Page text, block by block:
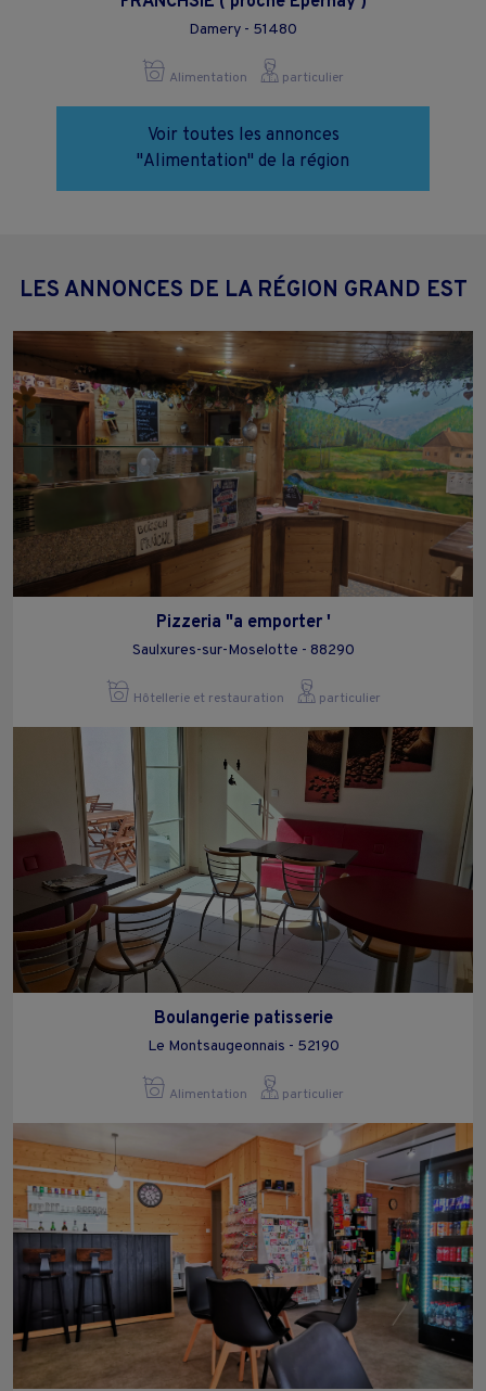
Damery - 51480
Alimentation particulier
Voir toutes les annonces
"Alimentation" de la région
LES ANNONCES DE LA RÉGION GRAND EST
Pizzeria "a emporter '
Saulxures-sur-Moselotte - 88290
Hôtellerie et restauration particulier
Boulangerie patisserie
Le Montsaugeonnais - 52190
Alimentation particulier